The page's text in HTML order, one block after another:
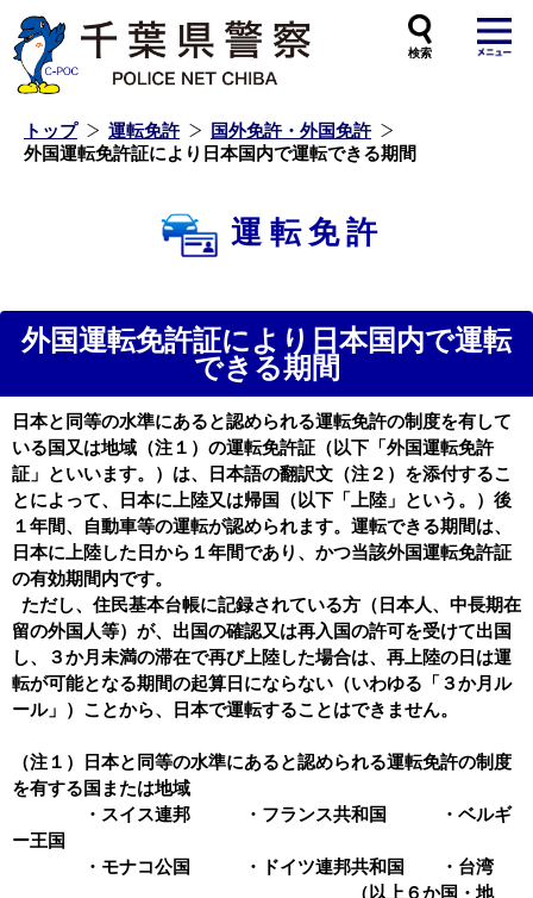
トップ 運転免許
国外免許・外国免許
外国運転免許証により日本国内で運転できる期間
運転免許
外国運転免許証により日本国内で運転
できる期間
日本と同等の水準にあると認められる運転免許の制度を有して
いる国又は地域（注１）の運転免許証（以下「外国運転免許
証」といいます。）は、日本語の翻訳文（注２）を添付するこ
とによって、日本に上陸又は帰国（以下「上陸」という。）後
１年間、自動車等の運転が認められます。運転できる期間は、
日本に上陸した日から１年間であり、かつ当該外国運転免許証
の有効期間内です。
ただし、住民基本台帳に記録されている方（日本人、中長期在
留の外国人等）が、出国の確認又は再入国の許可を受けて出国
し、３か月未満の滞在で再び上陸した場合は、再上陸の日は運
転が可能となる期間の起算日にならない（いわゆる「３か月ル
ール」）ことから、日本で運転することはできません。
（注１）日本と同等の水準にあると認められる運転免許の制度
を有する国または地域
・スイス連邦 ・フランス共和国 ・ベルギ
ー王国
・モナコ公国 ・ドイツ連邦共和国 ・台湾
（以上６か国・地